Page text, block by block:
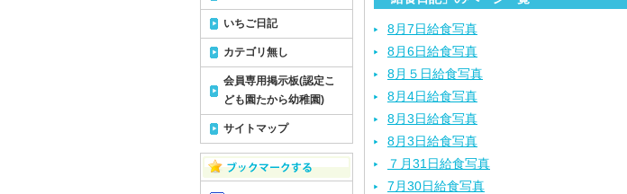
8月7日給食写真
8月6日給食写真
8月５日給食写真
8月4日給食写真
8月3日給食写真
8月3日給食写真
７月31日給食写真
7月30日給食写真
いちご日記
カテゴリ無し
会員専用掲示板(認定こ
ども園たから幼稚園)
サイトマップ